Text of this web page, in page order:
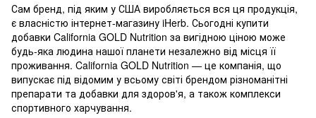
Сам бренд, під яким у США виробляється вся ця продукція,
є власністю інтернет-магазину iHerb. Сьогодні купити
добавки California GOLD Nutrition за вигідною ціною може
будь-яка людина нашої планети незалежно від місця її
проживання. California GOLD Nutrition — це компанія, що
випускає під відомим у всьому світі брендом різноманітні
препарати та добавки для здоров'я, а також комплекси
спортивного харчування.